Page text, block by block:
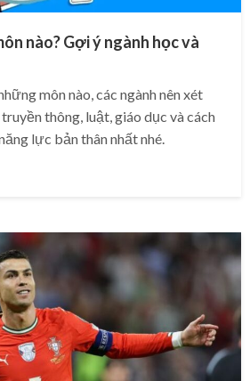
nào? Gợi ý ngành học và
môn nào, các ngành nên xét
thông, luật, giáo dục và cách
lực bản thân nhất nhé.